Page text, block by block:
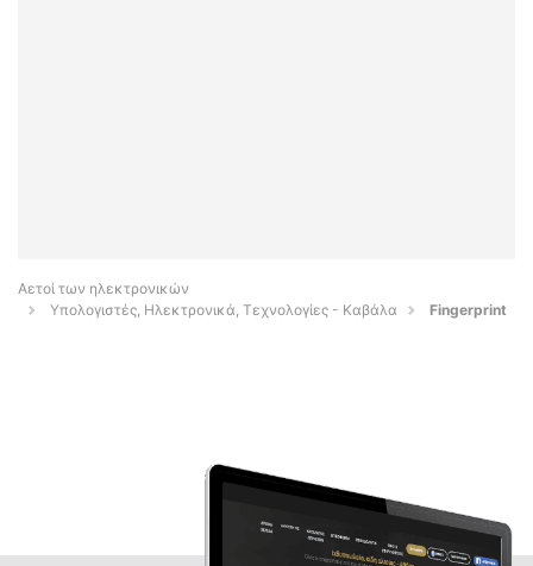
Αετοί των ηλεκτρονικών
Υπολογιστές, Ηλεκτρονικά, Τεχνολογίες - Καβάλα
Fingerprint